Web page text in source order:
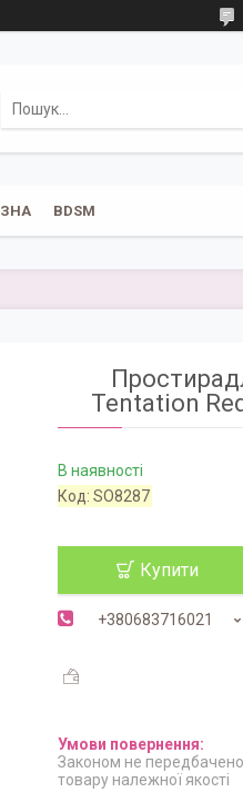
BDSM
Tentation
В наявності
Код:SO8287
Купити
+380683716021
Законом не
товару належної якості